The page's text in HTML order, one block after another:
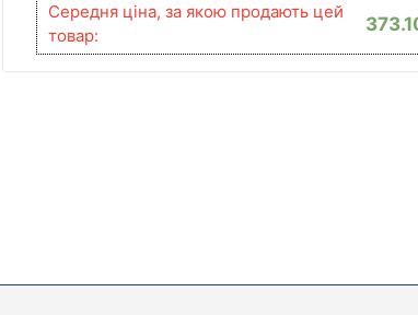
Середня ціна, за якою продають цей
товар: